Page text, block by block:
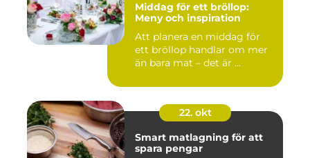
Middag för ett bröllop:
Meny och inspiration
Att planera en middag för
ett bröllop handlar om mer
än bara mat – det är ...
22. okt
Smart matlagning för att
spara pengar